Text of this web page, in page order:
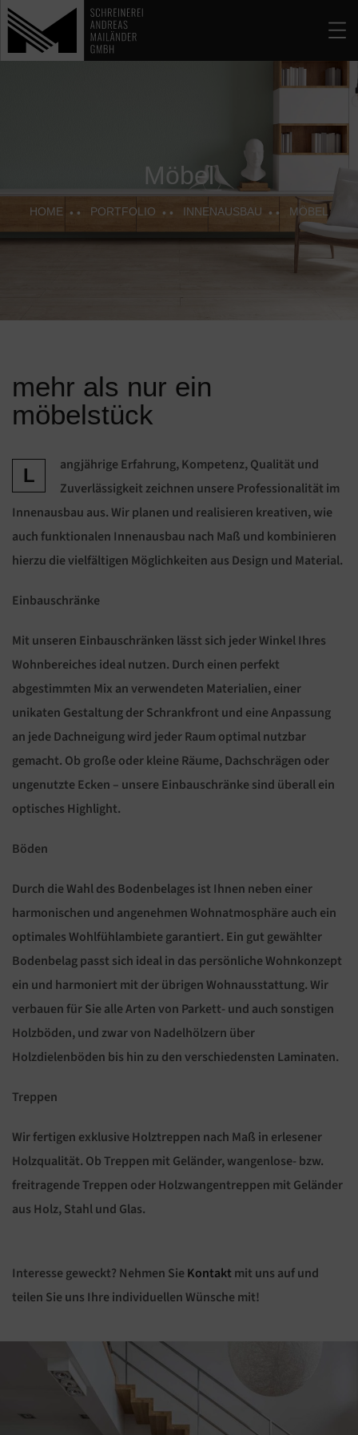
Möbel
HOME PORTFOLIO INNENAUSBAU MÖBEL
mehr als nur ein
möbelstück
L
angjährige Erfahrung, Kompetenz, Qualität und
Zuverlässigkeit zeichnen unsere Professionalität im
Innenausbau aus. Wir planen und realisieren kreativen, wie
auch funktionalen Innenausbau nach Maß und kombinieren
hierzu die vielfältigen Möglichkeiten aus Design und Material.
Einbauschränke
Mit unseren Einbauschränken lässt sich jeder Winkel Ihres
Wohnbereiches ideal nutzen. Durch einen perfekt
abgestimmten Mix an verwendeten Materialien, einer
unikaten Gestaltung der Schrankfront und eine Anpassung
an jede Dachneigung wird jeder Raum optimal nutzbar
gemacht. Ob große oder kleine Räume, Dachschrägen oder
ungenutzte Ecken – unsere Einbauschränke sind überall ein
optisches Highlight.
Böden
Durch die Wahl des Bodenbelages ist Ihnen neben einer
harmonischen und angenehmen Wohnatmosphäre auch ein
optimales Wohlfühlambiete garantiert. Ein gut gewählter
Bodenbelag passt sich ideal in das persönliche Wohnkonzept
ein und harmoniert mit der übrigen Wohnausstattung. Wir
verbauen für Sie alle Arten von Parkett- und auch sonstigen
Holzböden, und zwar von Nadelhölzern über
Holzdielenböden bis hin zu den verschiedensten Laminaten.
Treppen
Wir fertigen exklusive Holztreppen nach Maß in erlesener
Holzqualität. Ob Treppen mit Geländer, wangenlose- bzw.
freitragende Treppen oder Holzwangentreppen mit Geländer
aus Holz, Stahl und Glas.
Interesse geweckt? Nehmen SieKontaktmit uns auf und
teilen Sie uns Ihre individuellen Wünsche mit!